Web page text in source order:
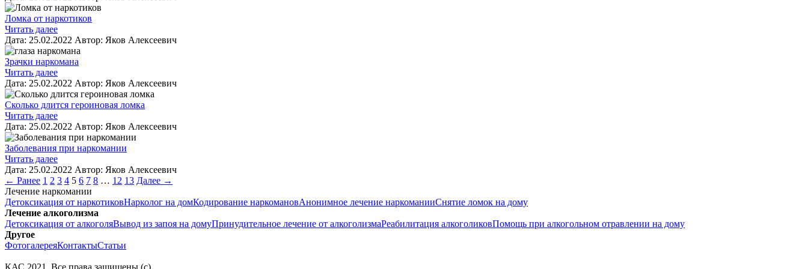
Ломка от наркотиков
Читать далее
Дата: 25.02.2022 Автор: Яков Алексеевич
Зрачки наркомана
Читать далее
Дата: 25.02.2022 Автор: Яков Алексеевич
Сколько длится героиновая ломка
Читать далее
Дата: 25.02.2022 Автор: Яков Алексеевич
Заболевания при наркомании
Читать далее
Дата: 25.02.2022 Автор: Яков Алексеевич
← Ранее 1 2 3 4 5 6 7 8 … 12 13 Далее →
Лечение наркомании
Детоксикация от наркотиковНарколог на домКодирование наркомановАнонимное лечение наркоманииСнятие ломок на дому
Лечение алкоголизма
Детоксикация от алкоголяВывод из запоя на домуПринудительное лечение от алкоголизмаРеабилитация алкоголиковПомощь при алкогольном отравлении на дому
Другое
ФотогалереяКонтактыСтатьи
КАС 2021 . Все права защищены (с)